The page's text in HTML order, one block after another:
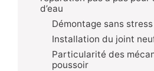
d’eau
Démontage sans stress
Installation du joint
Particularité des
poussoir